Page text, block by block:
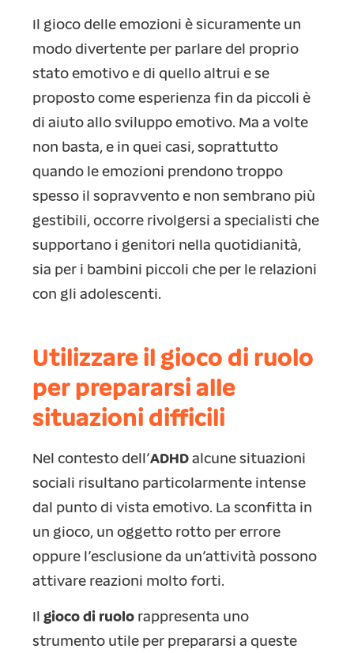
Il gioco delle emozioni è sicuramente un
modo divertente per parlare del proprio
stato emotivo e di quello altrui e se
proposto come esperienza fin da piccoli è
di aiuto allo sviluppo emotivo. Ma a volte
non basta, e in quei casi, soprattutto
quando le emozioni prendono troppo
spesso il sopravvento e non sembrano più
gestibili, occorre rivolgersi a specialisti che
supportano i genitori nella quotidianità,
sia per i bambini piccoli che per le relazioni
con gli adolescenti.
Utilizzare il gioco di ruolo
per prepararsi alle
situazioni difficili
Nel contesto dell’ADHD alcune situazioni
sociali risultano particolarmente intense
dal punto di vista emotivo. La sconfitta in
un gioco, un oggetto rotto per errore
oppure l’esclusione da un’attività possono
attivare reazioni molto forti.
Il gioco di ruolo rappresenta uno
strumento utile per prepararsi a queste